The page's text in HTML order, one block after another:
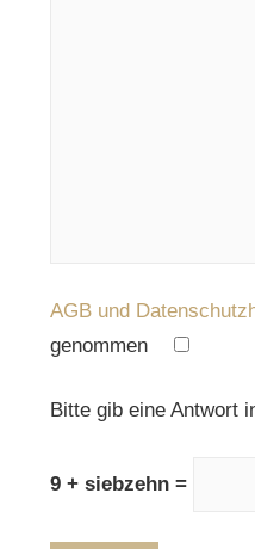
AGB und
genommen
Please leave this field
Bitte gib eine Antwort
9 + siebzehn =